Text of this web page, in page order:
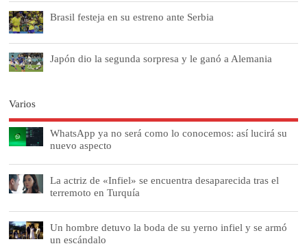
Brasil festeja en su estreno ante Serbia
Japón dio la segunda sorpresa y le ganó a Alemania
Varios
WhatsApp ya no será como lo conocemos: así lucirá su
nuevo aspecto
La actriz de «Infiel» se encuentra desaparecida tras el
terremoto en Turquía
Un hombre detuvo la boda de su yerno infiel y se armó
un escándalo